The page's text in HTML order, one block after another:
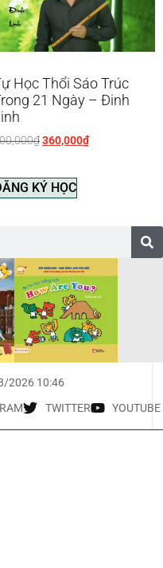
Học Thổi Sáo Trúc
21 Ngày – Đinh
₫360,000₫
KÝ HỌC
2026 10:46
TWITTER YOUTUBE